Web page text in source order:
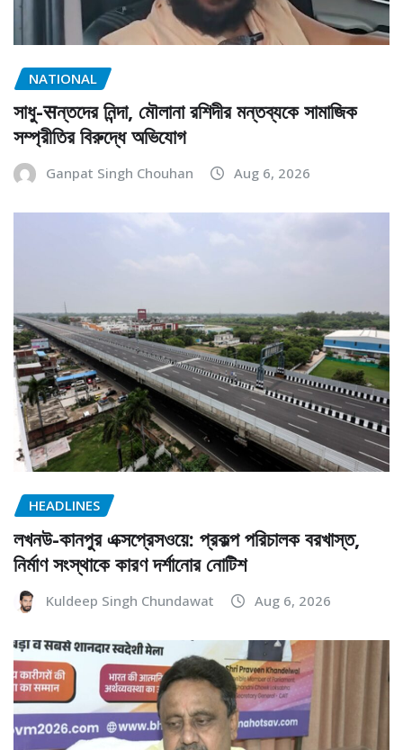
NATIONAL
সাধু-सন্তদের নিন্দা, মৌলানা রশিদীর মন্তব্যকে সামাজিক
সম্প্রীতির বিরুদ্ধে অভিযোগ
Ganpat Singh Chouhan Aug 6, 2026
HEADLINES
লখনউ-কানপুর এক্সপ্রেসওয়ে: প্রকল্প পরিচালক বরখাস্ত,
নির্মাণ সংস্থাকে কারণ দর্শানোর নোটিশ
Kuldeep Singh Chundawat Aug 6, 2026